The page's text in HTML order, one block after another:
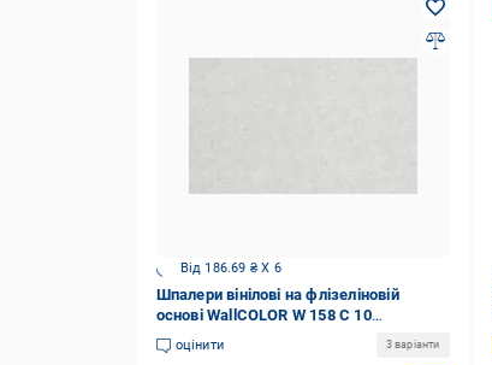
Від 186.69 ₴ X 6
Шпалери вінілові на флізеліновій
основі WallCOLOR W 158 C 10
1,06x10,05 м
оцінити 3 варіанти